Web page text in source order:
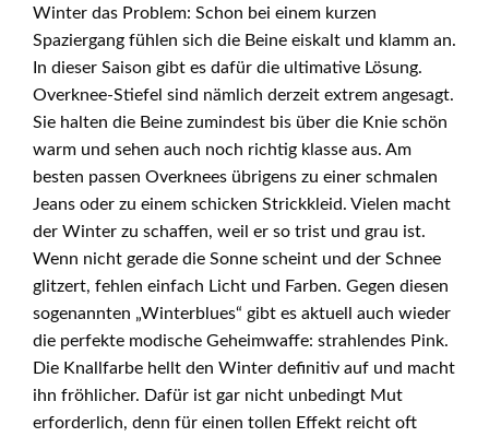
Winter das Problem: Schon bei einem kurzen
Spaziergang fühlen sich die Beine eiskalt und klamm an.
In dieser Saison gibt es dafür die ultimative Lösung.
Overknee-Stiefel sind nämlich derzeit extrem angesagt.
Sie halten die Beine zumindest bis über die Knie schön
warm und sehen auch noch richtig klasse aus. Am
besten passen Overknees übrigens zu einer schmalen
Jeans oder zu einem schicken Strickkleid. Vielen macht
der Winter zu schaffen, weil er so trist und grau ist.
Wenn nicht gerade die Sonne scheint und der Schnee
glitzert, fehlen einfach Licht und Farben. Gegen diesen
sogenannten „Winterblues“ gibt es aktuell auch wieder
die perfekte modische Geheimwaffe: strahlendes Pink.
Die Knallfarbe hellt den Winter definitiv auf und macht
ihn fröhlicher. Dafür ist gar nicht unbedingt Mut
erforderlich, denn für einen tollen Effekt reicht oft